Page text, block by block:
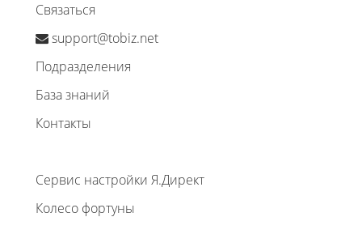
Связаться
support@tobiz.net
Подразделения
База знаний
Контакты
Сервис настройки Я.Директ
Колесо фортуны